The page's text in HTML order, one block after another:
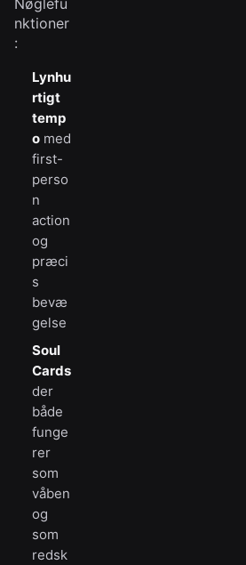
Nøglefu
nktioner
:
Lynhu
rtigt
temp
o med
first-
perso
n
action
og
præci
s
bevæ
gelse
Soul
Cards
der
både
funge
rer
som
våben
og
som
redsk